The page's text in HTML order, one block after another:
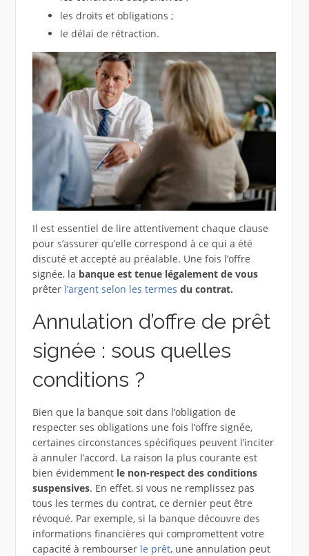
les droits et obligations ;
le délai de rétraction.
Il est essentiel de lire attentivement chaque clause
pour s’assurer qu’elle correspond à ce qui a été
discuté et accepté au préalable. Une fois l’offre
signée, la banque est tenue légalement de vous
prêter l’argent selon les termes du contrat.
Annulation d’offre de prêt
signée : sous quelles
conditions ?
Bien que la banque soit dans l’obligation de
respecter ses obligations une fois l’offre signée,
certaines circonstances spécifiques peuvent l’inciter
à annuler l’accord. La raison la plus courante est
bien évidemment le non-respect des conditions
suspensives. En effet, si vous ne remplissez pas
tous les termes du contrat, ce dernier peut être
révoqué. Par exemple, si la banque découvre des
informations financières qui compromettent votre
capacité à rembourser le prêt, une annulation peut